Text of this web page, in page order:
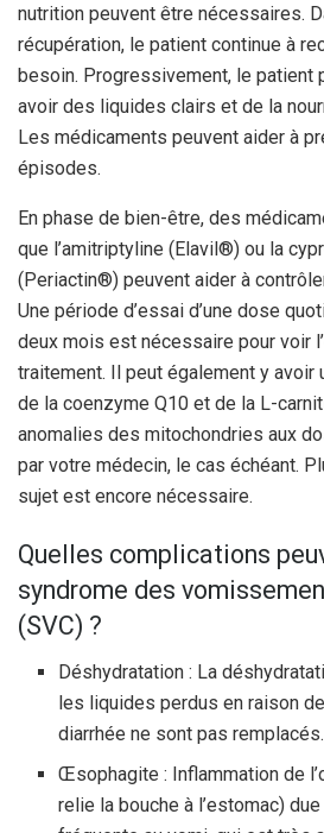
nutrition peuvent être nécessaires.
récupération, le patient continue à
besoin. Progressivement, le patient
avoir des liquides clairs et de la
Les médicaments peuvent aider à
épisodes.
En phase de bien-être, des
que l’amitriptyline (Elavil®) ou la
(Periactin®) peuvent aider à
Une période d’essai d’une dose
deux mois est nécessaire pour voir
traitement. Il peut également y avoir
de la coenzyme Q10 et de la L-
anomalies des mitochondries aux
par votre médecin, le cas échéant.
sujet est encore nécessaire.
Quelles complications
syndrome des
(SVC) ?
Déshydratation : La
les liquides perdus en raison
diarrhée ne sont pas remplacés.
Œsophagite : Inflammation de
relie la bouche à l’estomac)